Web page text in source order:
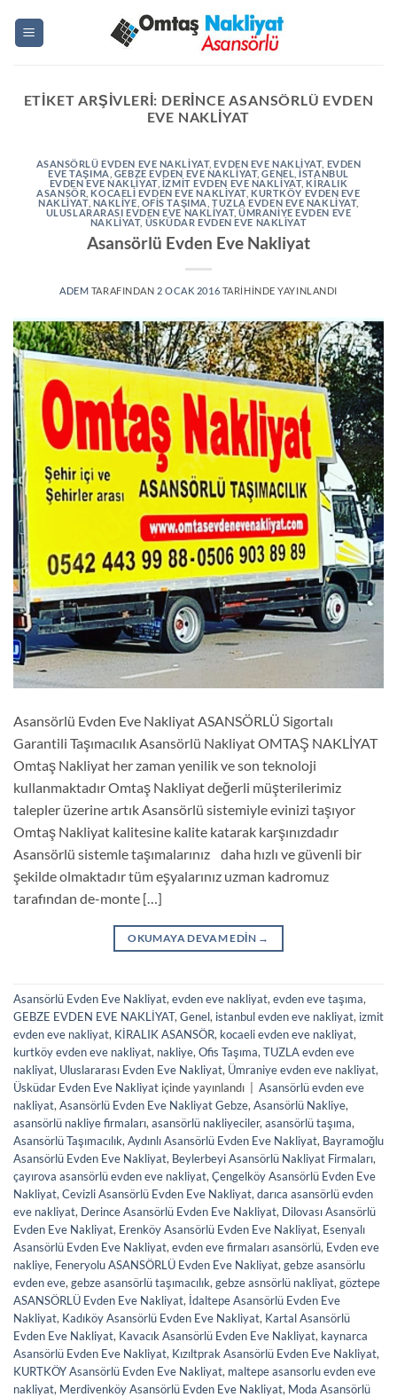
ETIKET ARŞIVLERI: DERINCE ASANSÖRLÜ EVDEN
EVE NAKLIYAT
ASANSÖRLÜ EVDEN EVE NAKLIYAT,EVDEN EVE NAKLIYAT, EVDEN
EVE TAŞIMA GEBZE EVDEN EVE NAKLİYAT,GENEL ,ISTANBUL
EVDEN EVE NAKLIYAT, IZMIT EVDEN EVE NAKLIYAT, KİRALIK
ASANSÖR KOCAELI EVDEN EVE NAKLIYAT, KURTKÖY EVDEN EVE
NAKLIYAT, NAKLIYE OFIS TAŞIMA TUZLA EVDEN EVE NAKLIYAT,
ULUSLARARASI EVDEN EVE NAKLIYAT,ÜMRANIYE EVDEN EVE
NAKLIYAT, ÜSKÜDAR EVDEN EVE NAKLIYAT
Asansörlü Evden Eve Nakliyat
ADEM TARAFINDAN 2 OCAK 2016 TARIHINDE YAYINLANDI
Asansörlü Evden Eve Nakliyat ASANSÖRLÜ Sigortalı
Garantili Taşımacılık Asansörlü Nakliyat OMTAŞ NAKLİYAT
Omtaş Nakliyat her zaman yenilik ve son teknoloji
kullanmaktadır Omtaş Nakliyat değerli müşterilerimiz
talepler üzerine artık Asansörlü sistemiyle evinizi taşıyor
Omtaş Nakliyat kalitesine kalite katarak karşınızdadır
Asansörlü sistemle taşımalarınız daha hızlı ve güvenli bir
şekilde olmaktadır tüm eşyalarınız uzman kadromuz
tarafından de-monte […]
OKUMAYA DEVAM EDIN →
Asansörlü Evden Eve Nakliyat, evden eve nakliyat, evden eve taşıma,
GEBZE EVDEN EVE NAKLİYAT, Genel, istanbul evden eve nakliyat, izmit
evden eve nakliyat, KİRALIK ASANSÖR, kocaeli evden eve nakliyat,
kurtköy evden eve nakliyat, nakliye, Ofis Taşıma, TUZLA evden eve
nakliyat, Uluslararası Evden Eve Nakliyat, Ümraniye evden eve nakliyat,
Üsküdar Evden Eve Nakliyat içinde yayınlandı
Asansörlü evden eve
nakliyat, Asansörlü Evden Eve Nakliyat Gebze, Asansörlü Nakliye,
asansörlü nakliye firmaları, asansörlü nakliyeciler, asansörlü taşıma,
Asansörlü Taşımacılık, Aydınlı Asansörlü Evden Eve Nakliyat, Bayramoğlu
Asansörlü Evden Eve Nakliyat, Beylerbeyi Asansörlü Nakliyat Firmaları,
çayırova asansörlü evden eve nakliyat, Çengelköy Asansörlü Evden Eve
Nakliyat, Cevizli Asansörlü Evden Eve Nakliyat, darıca asansörlü evden
eve nakliyat, Derince Asansörlü Evden Eve Nakliyat, Dilovası Asansörlü
Evden Eve Nakliyat, Erenköy Asansörlü Evden Eve Nakliyat, Esenyalı
Asansörlü Evden Eve Nakliyat, evden eve firmaları asansörlü, Evden eve
nakliye, Feneryolu ASANSÖRLÜ Evden Eve Nakliyat, gebze asansörlu
evden eve, gebze asansörlü taşımacılık, gebze asnsörlü nakliyat, göztepe
ASANSÖRLÜ Evden Eve Nakliyat, İdaltepe Asansörlü Evden Eve
Nakliyat, Kadıköy Asansörlü Evden Eve Nakliyat, Kartal Asansörlü
Evden Eve Nakliyat, Kavacık Asansörlü Evden Eve Nakliyat, kaynarca
Asansörlü Evden Eve Nakliyat, Kızıltprak Asansörlü Evden Eve Nakliyat,
KURTKÖY Asansörlü Evden Eve Nakliyat, maltepe asansorlu evden eve
nakliyat, Merdivenköy Asansörlü Evden Eve Nakliyat, Moda Asansörlü